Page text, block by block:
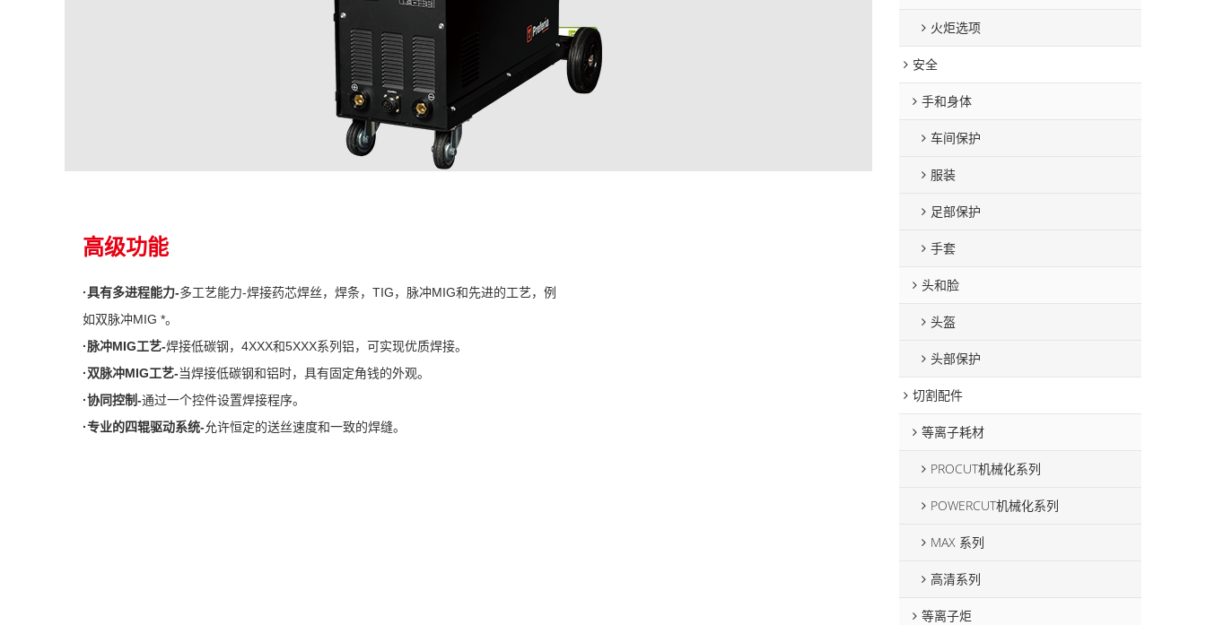
高级功能
·具有多进程能力-多工艺能力-焊接药芯焊丝，焊条，TIG，脉冲MIG和先进的工艺，例
如双脉冲MIG *。
·脉冲MIG工艺-焊接低碳钢，4XXX和5XXX系列铝，可实现优质焊接。
·双脉冲MIG工艺-当焊接低碳钢和铝时，具有固定角钱的外观。
·协同控制-通过一个控件设置焊接程序。
·专业的四辊驱动系统-允许恒定的送丝速度和一致的焊缝。
火炬选项
安全
手和身体
车间保护
服装
足部保护
手套
头和脸
头盔
头部保护
切割配件
等离子耗材
PROCUT机械化系列
POWERCUT机械化系列
MAX 系列
高清系列
等离子炬